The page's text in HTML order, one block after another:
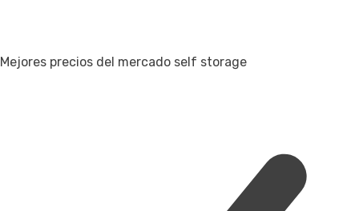
Mejores precios del mercado self storage